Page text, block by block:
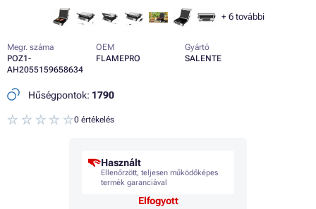
+ 6további
Megr. száma
POZ1-
AH2055159658634
OEM
FLAMEPRO
Gyártó
SALENTE
Hűségpontok: 1790
0 értékelés
Használt
Ellenőrzött, teljesen működőképes
termék garanciával
Elfogyott